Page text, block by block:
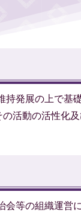
持発展の上で基
活動の活性化
会等の組織運営